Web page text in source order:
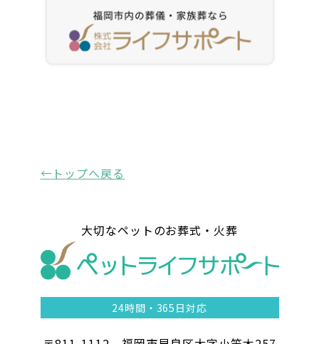
トップへ戻る
大切なペットのお葬式・火葬
24時間・ 365日対応